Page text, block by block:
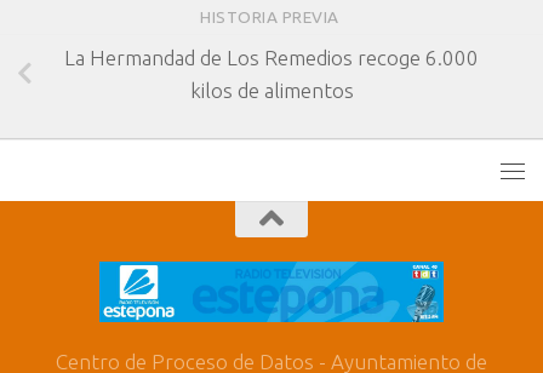
HISTORIA PREVIA
La Hermandad de Los Remedios recoge 6.000
kilos de alimentos
Centro de Proceso de Datos - Ayuntamiento de